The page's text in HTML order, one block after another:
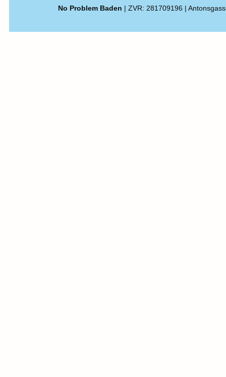
No Problem Baden | ZVR: 281709196 |